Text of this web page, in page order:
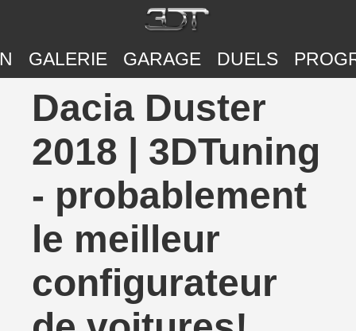
GALERIE GARAGE DUELS
Dacia Duster
2018 | 3DTuning
- probablement
le meilleur
configurateur